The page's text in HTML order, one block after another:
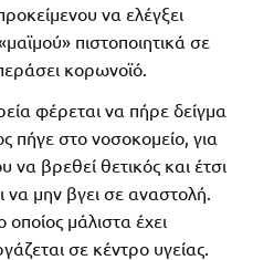
να ελέγξει
πιστοποιητικά σε
κορωνοϊό.
φέρεται να πήρε δείγμα
πήγε στο νοσοκομείο, για
βρεθεί θετικός και έτσι
να μην βγει σε αναστολή.
μάλιστα έχει
σε κέντρο υγείας.